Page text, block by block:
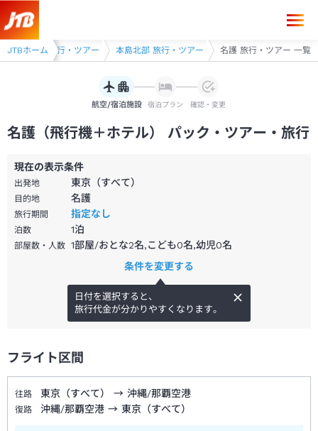
JTBホーム
沖縄県 旅行・ツアー 本島北部 旅行・ツアー 名護 旅行・ツアー 一覧
航空/宿泊施設 宿泊プラン 確認・変更
名護（飛行機＋ホテル） パック・ツアー・旅行
現在の表示条件
出発地 東京（すべて）
目的地 名護
旅行期間 指定なし
泊数 1泊
部屋数・人数 1部屋/おとな2名,こども0名,幼児0名
条件を変更する
日付を選択すると、
旅行代金が分かりやすくなります。
フライト区間
往路 東京（すべて） → 沖縄/那覇空港
復路 沖縄/那覇空港 → 東京（すべて）